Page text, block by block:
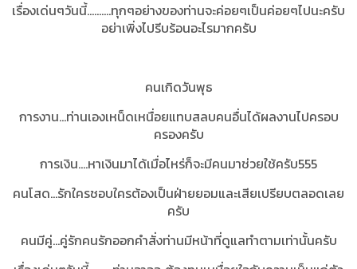
เรื่องเด่นๆวันนี้..........ทุกๆอย่างของท่านจะค่อยๆเป็นค่อยๆไปนะครับ
อย่าเพิ่งไปรีบร้อนอะไรมากครับ
คนเกิดวันพุธ
การงาน...ท่านเองเหน็ดเหนื่อยแทบสลบคนอื่นได้ผลงานไปครอบ
ครองครับ
การเงิน....หาเงินมาได้เมื่อไหร่ก็จะมีคนมาช่วยใช้ครับ555
คนโสด...รักใครชอบใครต้องเป็นฝ่ายยอมและเสียเปรียบตลอดเลย
ครับ
คนมีคู่...คู่รักคนรักออกคำสั่งท่านมีหน้าที่ดูแลทำตามเท่านั้นครับ